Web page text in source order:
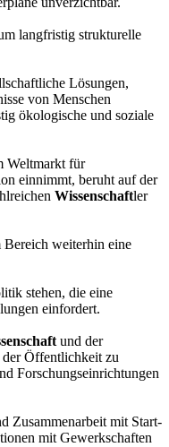
langfristig strukturelle
Lösungen,
von Menschen
ökologische und soziale
Weltmarkt für
einnimmt, beruht auf der
Wissenschaftler
Bereich weiterhin eine
stehen, die eine
einfordert.
und der
der Öffentlichkeit zu
Forschungseinrichtungen
Zusammenarbeit mit Start-
mit Gewerkschaften